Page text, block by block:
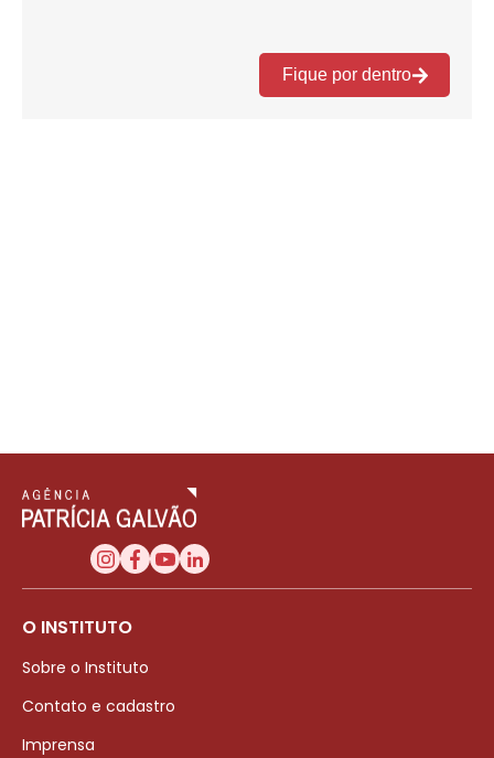
O INSTITUTO
Sobre o Instituto
Contato e cadastro
Imprensa